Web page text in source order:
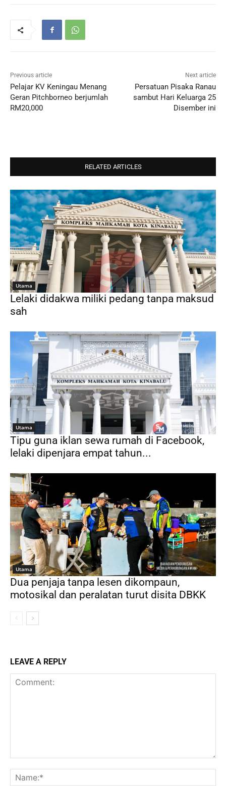
Previous article
Pelajar KV Keningau Menang
Geran Pitchborneo berjumlah
RM20,000
Next article
Persatuan Pisaka Ranau
sambut Hari Keluarga 25
Disember ini
RELATED ARTICLES
Utama
Lelaki didakwa miliki pedang tanpa maksud
sah
Utama
Tipu guna iklan sewa rumah di Facebook,
lelaki dipenjara empat tahun...
Utama
Dua penjaja tanpa lesen dikompaun,
motosikal dan peralatan turut disita DBKK
LEAVE A REPLY